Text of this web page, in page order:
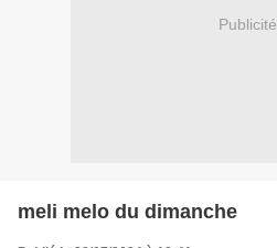
Publicité
meli melo du dimanche